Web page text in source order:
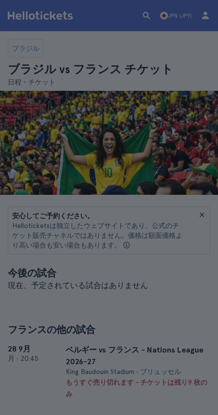
JPN (JPY)
ブラジル
ブラジル vs フランス チケット
日程・チケット
安心してご予約ください。
Helloticketsは独立したウェブサイトであり、公式のチ
ケット販売チャネルではありません。価格は額面価格よ
り高い場合も安い場合もあります。
今後の試合
現在、予定されている試合はありません
フランスの他の試合
28 9月
月 • 20:45
ベルギー vs フランス - Nations League
2026-27
King Baudouin Stadium • ブリュッセル
もうすぐ売り切れます - チケットは残り9 枚の
み